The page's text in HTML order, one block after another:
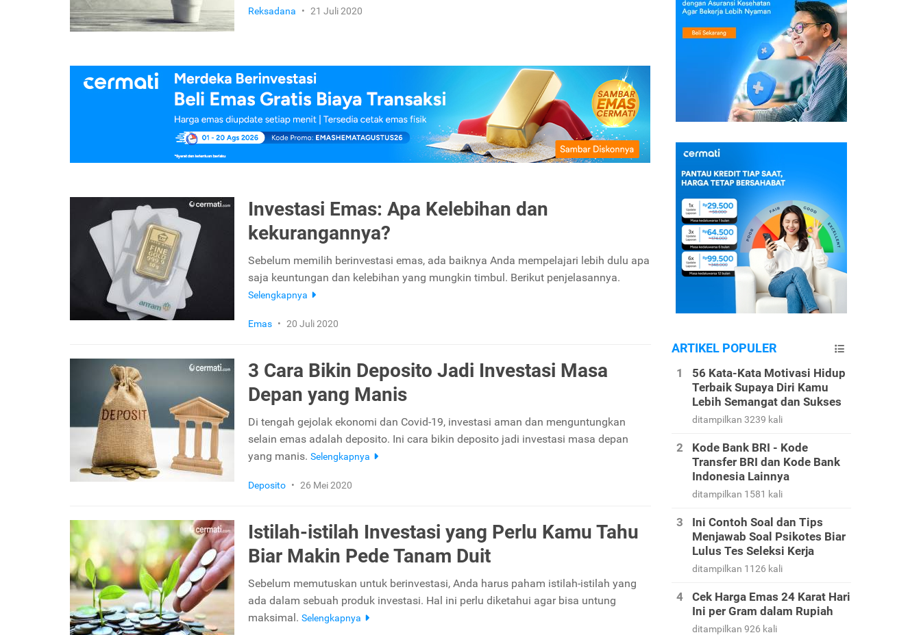
Reksadana • 21 Juli 2020
Investasi Emas: Apa Kelebihan dan
kekurangannya?
Sebelum memilih berinvestasi emas, ada baiknya Anda mempelajari lebih dulu apa
saja keuntungan dan kelebihan yang mungkin timbul. Berikut penjelasannya.
Selengkapnya
Emas • 20 Juli 2020
3 Cara Bikin Deposito Jadi Investasi Masa
Depan yang Manis
Di tengah gejolak ekonomi dan Covid-19, investasi aman dan menguntungkan
selain emas adalah deposito. Ini cara bikin deposito jadi investasi masa depan
yang manis. Selengkapnya
Deposito • 26 Mei 2020
Istilah-istilah Investasi yang Perlu Kamu Tahu
Biar Makin Pede Tanam Duit
Sebelum memutuskan untuk berinvestasi, Anda harus paham istilah-istilah yang
ada dalam sebuah produk investasi. Hal ini perlu diketahui agar bisa untung
maksimal. Selengkapnya
ARTIKEL POPULER
56 Kata-Kata Motivasi Hidup
Terbaik Supaya Diri Kamu
Lebih Semangat dan Sukses
ditampilkan 3239 kali
Kode Bank BRI - Kode
Transfer BRI dan Kode Bank
Indonesia Lainnya
ditampilkan 1581 kali
Ini Contoh Soal dan Tips
Menjawab Soal Psikotes Biar
Lulus Tes Seleksi Kerja
ditampilkan 1126 kali
Cek Harga Emas 24 Karat Hari
Ini per Gram dalam Rupiah
ditampilkan 926 kali